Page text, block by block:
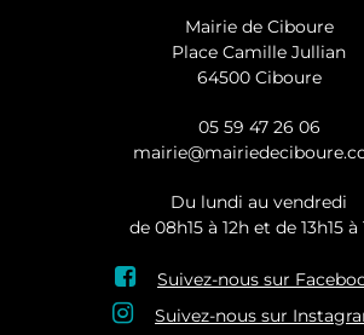
Mairie de Ciboure
Place Camille Jullian
64500 Ciboure
05 59 47 26 06
Du lundi au vendredi
de 08h15 à 12h et de 13h15 à
 Suivez-nous sur
 Suivez-nous sur